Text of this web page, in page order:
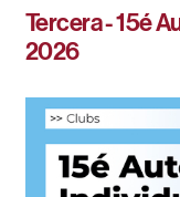
Tercera - 15é
2026